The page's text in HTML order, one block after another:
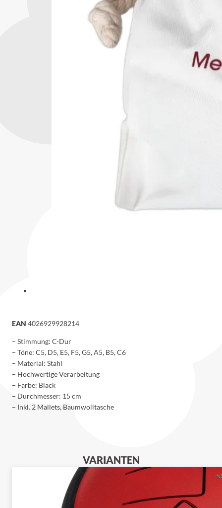
EAN 4026929928214
– Stimmung: C-Dur
– Töne: C5, D5, E5, F5, G5, A5, B5, C6
– Material: Stahl
– Hochwertige Verarbeitung
– Farbe: Black
– Durchmesser: 15 cm
– Inkl. 2 Mallets, Baumwolltasche
VARIANTEN